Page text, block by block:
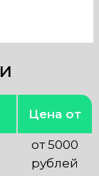
Цена от
от 5000
рублей